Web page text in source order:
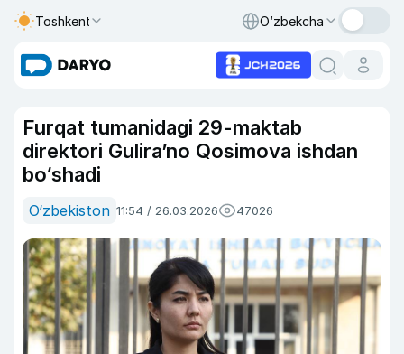
Toshkent O‘zbekcha
Furqat tumanidagi 29-maktab
direktori Guliraʼno Qosimova ishdan
bo‘shadi
O‘zbekiston 11:54 / 26.03.2026 47026